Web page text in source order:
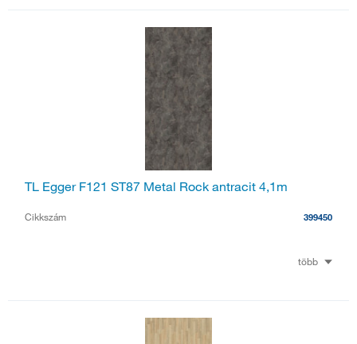
TL Egger F121 ST87 Metal Rock antracit 4,1m
Cikkszám 399450
több